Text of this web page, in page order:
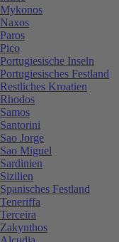
Mykonos
Naxos
Paros
Pico
Portugiesische Inseln
Portugiesisches Festland
Restliches Kroatien
Rhodos
Samos
Santorini
Sao Jorge
Sao Miguel
Sardinien
Sizilien
Spanisches Festland
Teneriffa
Terceira
Zakynthos